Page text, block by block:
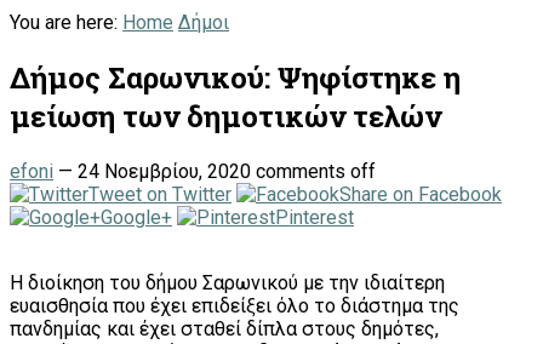
You are here: Home Δήμοι
Δήμος Σαρωνικού: Ψηφίστηκε η
μείωση των δημοτικών τελών
efoni — 24 Νοεμβρίου, 2020 comments off
Tweet on Twitter
Share on Facebook
Google+
Pinterest
Η διοίκηση του δήμου Σαρωνικού με την ιδιαίτερη
ευαισθησία που έχει επιδείξει όλο το διάστημα της
πανδημίας και έχει σταθεί δίπλα στους δημότες,